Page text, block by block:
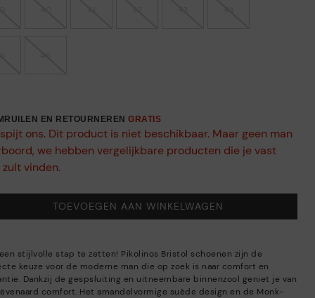
EN RETOURNERENGRATIS
ons. Dit product is niet beschikbaar. Maar geen man
we hebben vergelijkbare producten die je vast
zult vinden.
TOEVOEGEN AAN WINKELWAGEN
stijlvolle stap te zetten! Pikolinos Bristol schoenen zijn de
keuze voor de moderne man die op zoek is naar comfort en
Dankzij de gespsluiting en uitneembare binnenzool geniet je van
comfort. Het amandelvormige suède design en de Monk-